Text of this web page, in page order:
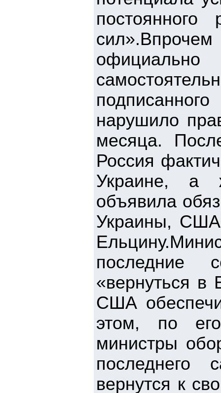
нарушило
месяца.
Россия
Украине, а
объявила
Украины, США
последние
«вернуться в
США
этом, по
министры
последнего
вернутся к